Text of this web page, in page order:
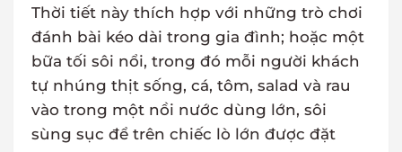
Thời tiết này thích hợp với những trò chơi
đánh bài kéo dài trong gia đình; hoặc một
bữa tối sôi nổi, trong đó mỗi người khách
tự nhúng thịt sống, cá, tôm, salad và rau
vào trong một nồi nước dùng lớn, sôi
sùng sục để trên chiếc lò lớn được đặt